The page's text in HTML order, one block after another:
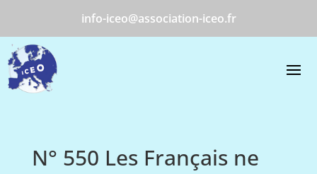
info-iceo@association-iceo.fr
N° 550 Les Français ne